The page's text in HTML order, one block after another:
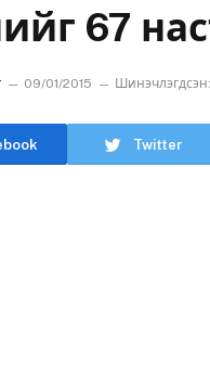
67
09/01/2015 Шинэчлэгдсэн:
Twitter